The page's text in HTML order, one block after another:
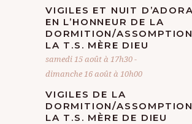
N
T
VIGILES ET NUIT
EN L’HONNEUR DE LA
DORMITION/
LA T.S. MÈRE DIEU
samedi 15 août à 17h30-
dimanche 16 août à 10h00
VIGILES DE LA
DORMITION/
LA T.S. MÈRE DE DIEU